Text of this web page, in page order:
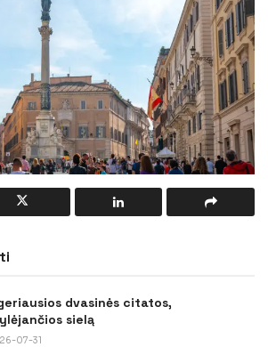
dvasinės citatos,
sielą
07-31